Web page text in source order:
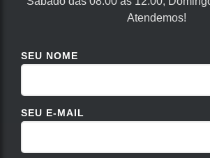
Atendemos!
SEU NOME
SEU E-MAIL